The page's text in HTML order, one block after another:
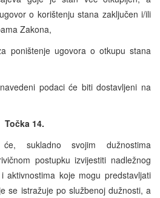
o korištenju stana zaključen i/ili
Zakona,
poništenje ugovora o otkupu stana
podaci će biti dostavljeni na
Točka 14.
će, sukladno svojim dužnostima
postupku izvijestiti nadležnog
aktivnostima koje mogu predstavljati
se istražuje po službenoj dužnosti, a